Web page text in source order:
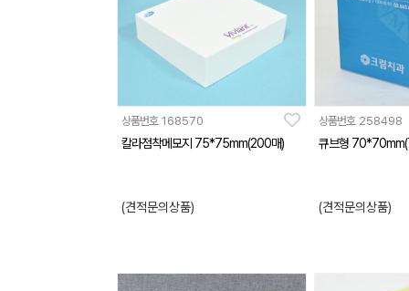
상품번호 168570
칼라점착메모지 75*75mm(200매)
(견적문의상품)
상품번호 258498
큐브형
(견적문의상품)